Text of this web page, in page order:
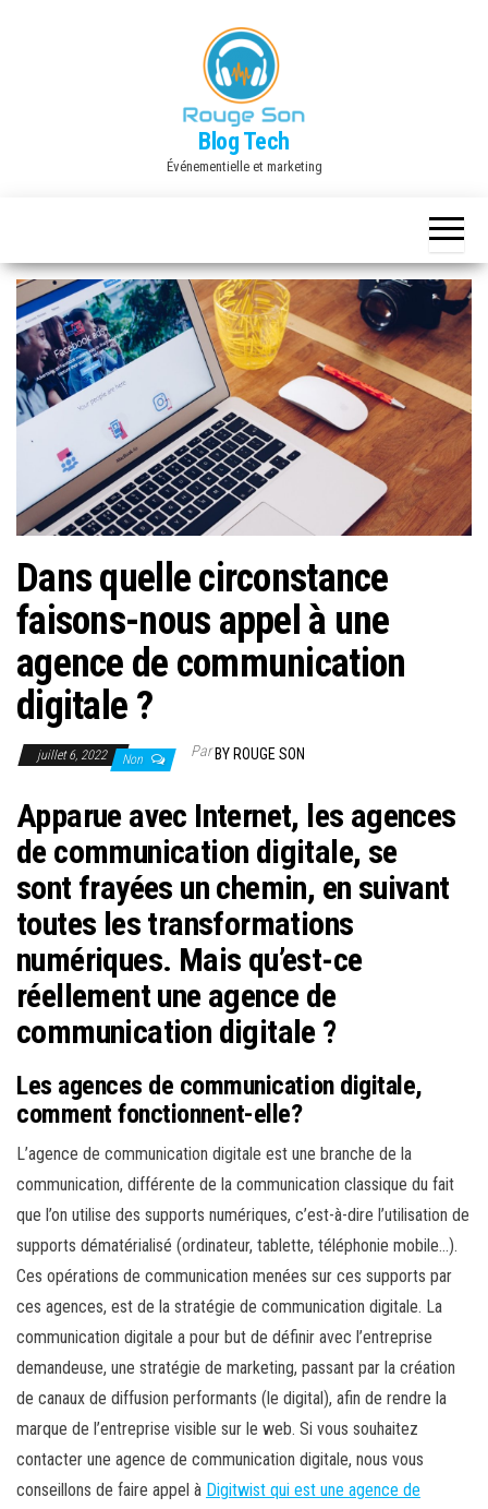
Blog Tech
Événementielle et marketing
Dans quelle circonstance
faisons-nous appel à une
agence de communication
digitale ?
juillet 6, 2022 Non ParBY ROUGE SON
Apparue avec Internet, les agences
de communication digitale, se
sont frayées un chemin, en suivant
toutes les transformations
numériques. Mais qu’est-ce
réellement une agence de
communication digitale ?
Les agences de communication digitale,
comment fonctionnent-elle?
L’agence de communication digitale est une branche de la
communication, différente de la communication classique du fait
que l’on utilise des supports numériques, c’est-à-dire l’utilisation de
supports dématérialisé (ordinateur, tablette, téléphonie mobile…).
Ces opérations de communication menées sur ces supports par
ces agences, est de la stratégie de communication digitale. La
communication digitale a pour but de définir avec l’entreprise
demandeuse, une stratégie de marketing, passant par la création
de canaux de diffusion performants (le digital), afin de rendre la
marque de l’entreprise visible sur le web. Si vous souhaitez
contacter une agence de communication digitale, nous vous
conseillons de faire appel à Digitwist qui est une agence de